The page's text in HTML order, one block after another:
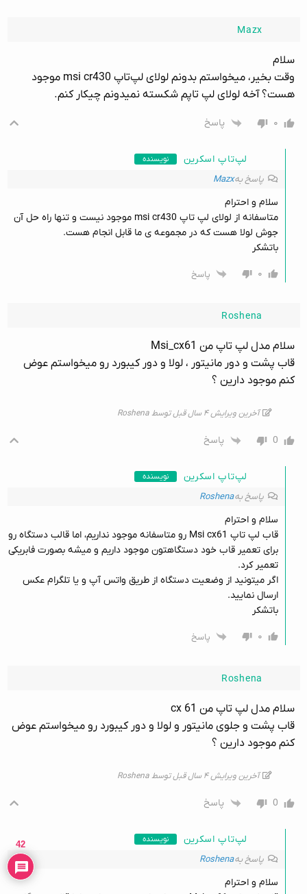
Mazx
سلام
وقت بخیر، میخواستم بدونم لولای لپ‌تاپ msi cr430 موجود
هست؟ آخه لولای لپ تاپم شکسته نمیدونم چیکار کنم.
۰ پاسخ
لپ‌تاپ اسکرین نویسنده
پاسخ بهMazx
سلام و احترام
متاسفانه از لولای لپ تاپ msi cr430 موجود نیست و تنها راه حل آن
جوش لولا هست که در مجموعه ی ما قابل انجام هست.
باتشکر
۰
پاسخ
Roshena
سلام مدل لپ تاپ من Msi_cx61
قاب پشت و دور مانیتور ، لولا و دور کیبورد رو میخواستم عوض
کنم موجود دارین ؟
آخرین ویرایش ۴ سال قبل توسط Roshena
0 پاسخ
لپ‌تاپ اسکرین نویسنده
پاسخ بهRoshena
سلام و احترام
قاب لپ تاپ Msi cx61 رو متاسفانه موجود نداریم، اما قالب دستگاه رو
برای تعمیر قاب خود دستگاهتون موجود داریم و میشه بصورت فابریکی
تعمیر کرد.
اگر میتونید از وضعیت دستگاه از طریق واتس آپ و یا تلگرام عکس
ارسال نمایید.
باتشکر
۰
پاسخ
Roshena
سلام مدل لپ تاپ من cx 61
قاب پشت و جلوی مانیتور و لولا و دور کیبورد رو میخواستم عوض
کنم موجود دارین ؟
آخرین ویرایش ۴ سال قبل توسط Roshena
0 پاسخ
لپ‌تاپ اسکرین نویسنده
پاسخ بهRoshena
سلام و احترام
42